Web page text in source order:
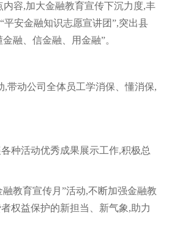
容,加大金融教育宣传下沉力度,丰
安金融知识志愿宣讲团”,突出县
融、信金融、用金融”。
带动公司全体员工学消保、懂消保,
种活动优秀成果展示工作,积极总
教育宣传月”活动,不断加强金融教
权益保护的新担当、新气象,助力